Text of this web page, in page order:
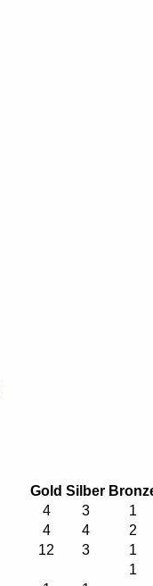
Gold Silber
4 3
1
4 4
2
12 3
1
1